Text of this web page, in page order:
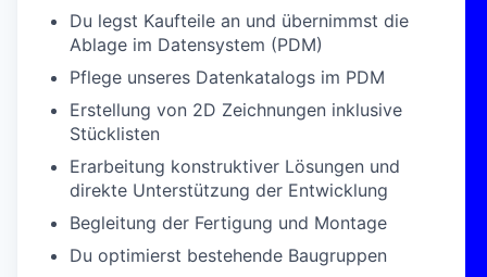
Du legst Kaufteile an und übernimmst die
Ablage im Datensystem (PDM)
Pflege unseres Datenkatalogs im PDM
Erstellung von 2D Zeichnungen inklusive
Stücklisten
Erarbeitung konstruktiver Lösungen und
direkte Unterstützung der Entwicklung
Begleitung der Fertigung und Montage
Du optimierst bestehende Baugruppen